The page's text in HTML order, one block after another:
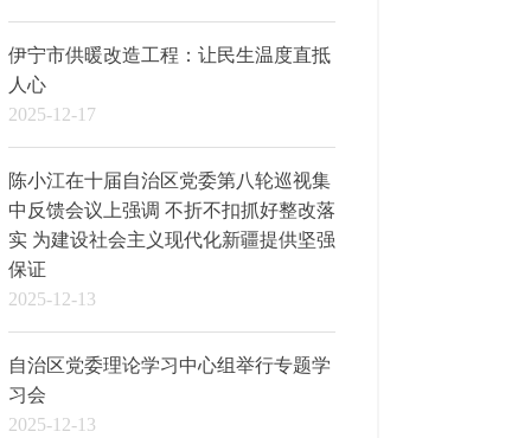
伊宁市供暖改造工程：让民生温度直抵
人心
2025-12-17
陈小江在十届自治区党委第八轮巡视集
中反馈会议上强调 不折不扣抓好整改落
实 为建设社会主义现代化新疆提供坚强
保证
2025-12-13
自治区党委理论学习中心组举行专题学
习会
2025-12-13